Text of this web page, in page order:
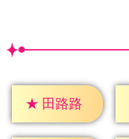
★ 田路路